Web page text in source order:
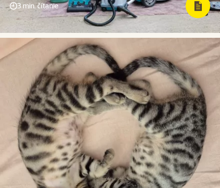
3 min. čítanie